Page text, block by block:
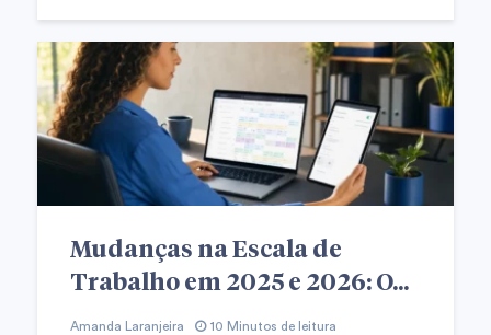
Mudanças na Escala de
Trabalho em 2025 e 2026: O...
Amanda Laranjeira 10 Minutos de leitura